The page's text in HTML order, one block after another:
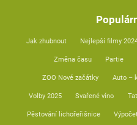
Jak zhubnout Nejlepší filmy
Změna času Partie
ZOO Nové začátky Auto –
Volby 2025 Svařené víno
Pěstování lichořeřišnice